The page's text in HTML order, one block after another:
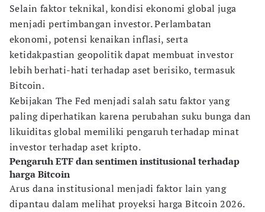
Selain faktor teknikal, kondisi ekonomi global juga
menjadi pertimbangan investor. Perlambatan
ekonomi, potensi kenaikan inflasi, serta
ketidakpastian geopolitik dapat membuat investor
lebih berhati-hati terhadap aset berisiko, termasuk
Bitcoin.
Kebijakan The Fed menjadi salah satu faktor yang
paling diperhatikan karena perubahan suku bunga dan
likuiditas global memiliki pengaruh terhadap minat
investor terhadap aset kripto.
Pengaruh ETF dan sentimen institusional terhadap
harga Bitcoin
Arus dana institusional menjadi faktor lain yang
dipantau dalam melihat proyeksi harga Bitcoin 2026.